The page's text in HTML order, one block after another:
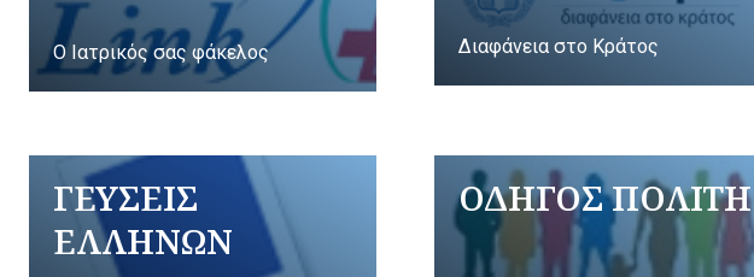
Ο Ιατρικός σας φάκελος Διαφάνεια στο Κράτος
ΓΕΥΣΕΙΣ
ΕΛΛΗΝΩΝ
ΟΔΗΓΟΣ ΠΟΛΙΤΗ